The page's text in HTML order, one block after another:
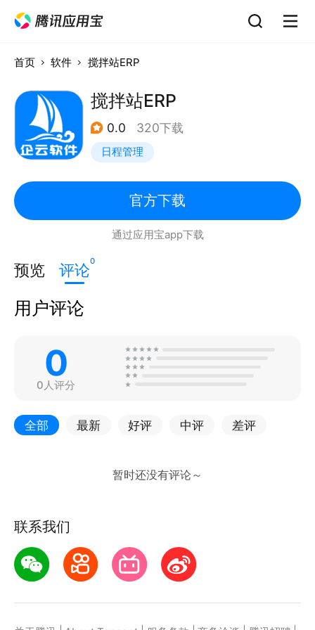
首页 软件 搅拌站ERP
搅拌站ERP
0.0 320下载
日程管理
官方下载
通过应用宝app下载
预览 评论0
用户评论
0
0人评分
全部 最新 好评 中评 差评
联系我们